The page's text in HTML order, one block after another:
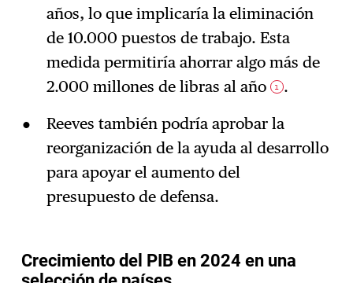
años, lo que implicaría la eliminación
de 10.000 puestos de trabajo. Esta
medida permitiría ahorrar algo más de
2.000 millones de libras al año
1 .
Reeves también podría aprobar la
reorganización de la ayuda al desarrollo
para apoyar el aumento del
presupuesto de defensa.